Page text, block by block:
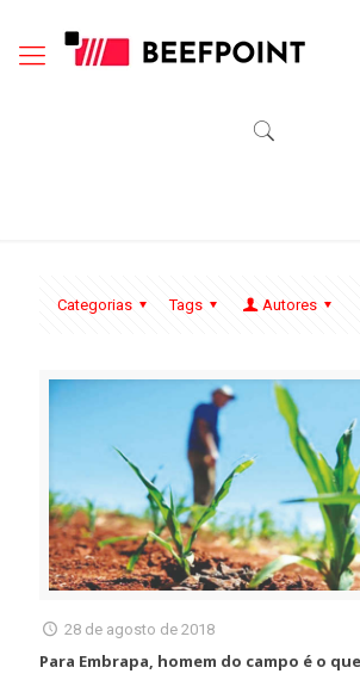
Categorias Tags Autores
28 de agosto de 2018
Para Embrapa, homem do campo é o